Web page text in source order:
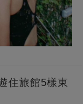
住旅館5樣東